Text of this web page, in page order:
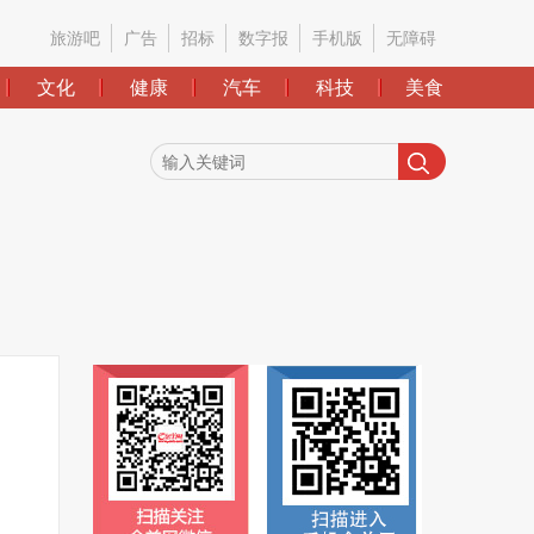
旅游吧 广告 招标 数字报 手机版 无障碍
文化 健康 汽车 科技 美食